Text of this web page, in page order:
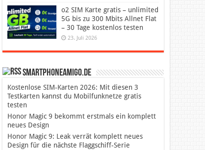
o2 SIM Karte gratis – unlimited
5G bis zu 300 Mbits Allnet Flat
– 30 Tage kostenlos testen
23. Juli 2026
SmartphoneAmigo.de
Kostenlose SIM-Karten 2026: Mit diesen 3
Testkarten kannst du Mobilfunknetze gratis
testen
Honor Magic 9 bekommt erstmals ein komplett
neues Design
Honor Magic 9: Leak verrät komplett neues
Design für die nächste Flaggschiff-Serie